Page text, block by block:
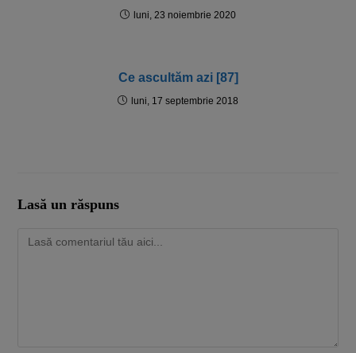
luni, 23 noiembrie 2020
Ce ascultăm azi [87]
luni, 17 septembrie 2018
Lasă un răspuns